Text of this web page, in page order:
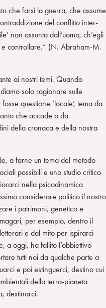
che farsi la guerra, che assume
del conflitto inter-
non assunta dall’uomo, ch’egli
controllare.” (N. Abraham-M.
ai nostri temi. Quando
solo ragionare sulle
questione ‘locale’, tema da
che accade o da
della cronaca e della nostra
a farne un tema del metodo
possibili e uno studio critico
nella psicodinamica
considerare politico il nostro
i patrimoni, genetico e
per esempio, dentro il
e dal mito per ispirarci
a oggi, ha fallito l’obbiettivo
tutti noi da qualche parte a
e poi estinguerci, destino cui
della terra-pianeta
destinarci.